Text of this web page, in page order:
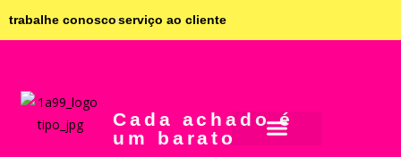
trabalhe conoscoserviço ao cliente
Cada achado é
um barato